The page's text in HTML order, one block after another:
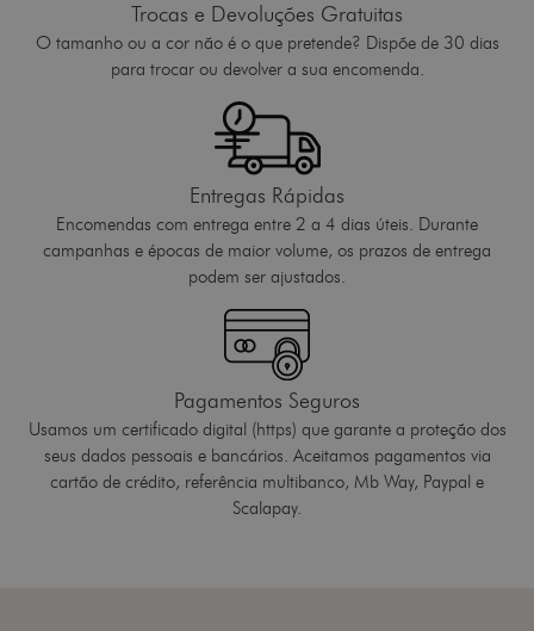
Trocas e Devoluções Gratuitas
O tamanho ou a cor não é o que pretende? Dispõe de 30 dias
para trocar ou devolver a sua encomenda.
Entregas Rápidas
Encomendas com entrega entre 2 a 4 dias úteis. Durante
campanhas e épocas de maior volume, os prazos de entrega
podem ser ajustados.
Pagamentos Seguros
Usamos um certificado digital (https) que garante a proteção dos
seus dados pessoais e bancários. Aceitamos pagamentos via
cartão de crédito, referência multibanco, Mb Way, Paypal e
Scalapay.